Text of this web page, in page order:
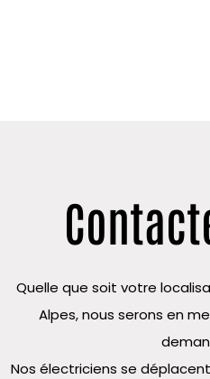
Quelle que soit votre
Alpes, nous serons en
Nos électriciens se